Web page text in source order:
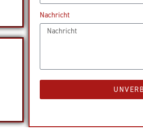
Nachricht